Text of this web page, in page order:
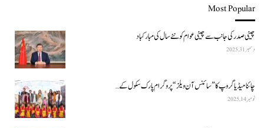
Most Popular
چینی صدر کی جانب سے چینی عوام کو نئے سال کی مبارکباد
دسمبر 31, 2025
چائنا میڈیا گروپ کا ”سائنس آن ویلز“ پروگرام پارک سکول کے…
نومبر 14, 2025